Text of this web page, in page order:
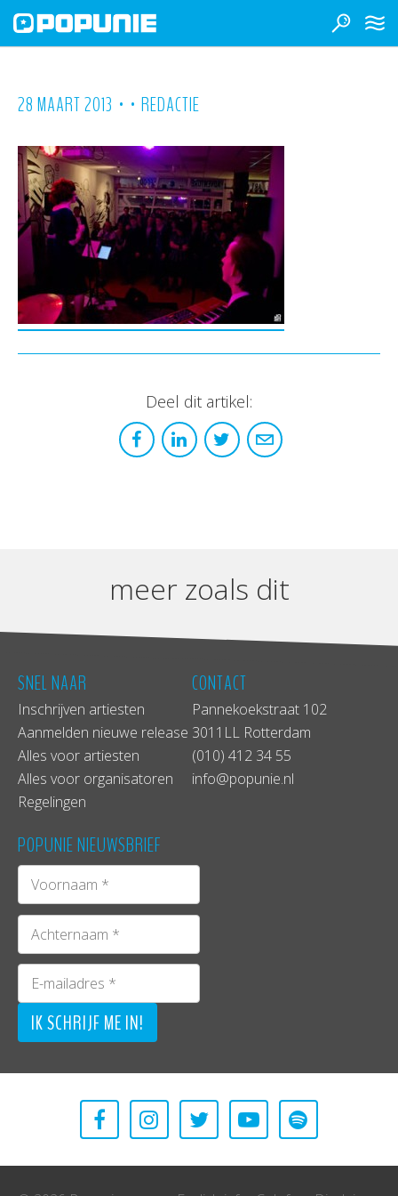
28 MAART 2013 • • REDACTIE
Deel dit artikel:
meer zoals dit
SNEL NAAR
Inschrijven artiesten
Aanmelden nieuwe release
Alles voor artiesten
Alles voor organisatoren
Regelingen
CONTACT
Pannekoekstraat 102
3011LL Rotterdam
(010) 412 34 55
info@popunie.nl
POPUNIE NIEUWSBRIEF